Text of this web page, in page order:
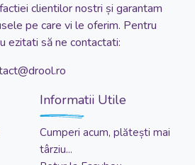
clientilor nostri și garantam
pe care vi le oferim. Pentru
ezitati să ne contactati:
Informatii Utile
Cumperi acum, plătești mai
târziu...